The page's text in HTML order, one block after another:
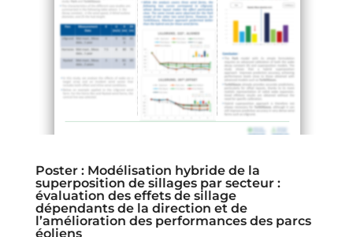
Poster : Modélisation hybride de la
superposition de sillages par secteur :
évaluation des effets de sillage
dépendants de la direction et de
l’amélioration des performances des parcs
éoliens